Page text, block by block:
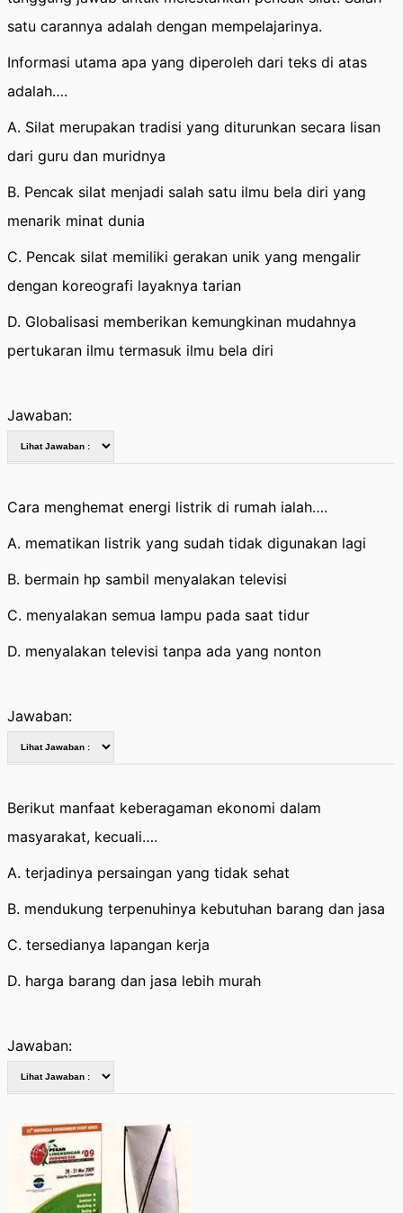
satu carannya adalah dengan mempelajarinya.
Informasi utama apa yang diperoleh dari teks di atas
adalah….
A. Silat merupakan tradisi yang diturunkan secara lisan
dari guru dan muridnya
B. Pencak silat menjadi salah satu ilmu bela diri yang
menarik minat dunia
C. Pencak silat memiliki gerakan unik yang mengalir
dengan koreografi layaknya tarian
D. Globalisasi memberikan kemungkinan mudahnya
pertukaran ilmu termasuk ilmu bela diri
Jawaban:
Cara menghemat energi listrik di rumah ialah….
A. mematikan listrik yang sudah tidak digunakan lagi
B. bermain hp sambil menyalakan televisi
C. menyalakan semua lampu pada saat tidur
D. menyalakan televisi tanpa ada yang nonton
Jawaban:
Berikut manfaat keberagaman ekonomi dalam
masyarakat, kecuali….
A. terjadinya persaingan yang tidak sehat
B. mendukung terpenuhinya kebutuhan barang dan jasa
C. tersedianya lapangan kerja
D. harga barang dan jasa lebih murah
Jawaban: